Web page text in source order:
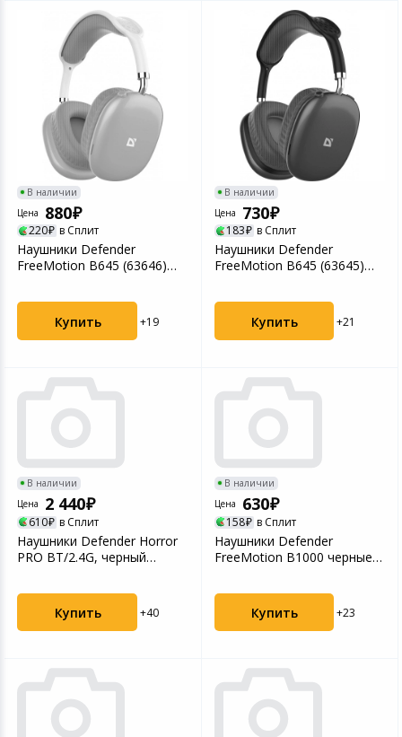
В наличии
Цена
880
220 в Сплит
Наушники Defender
FreeMotion B645 (63646)
Купить +19
В наличии
Цена
730
183 в Сплит
Наушники Defender
FreeMotion B645 (63645)
Купить +21
В наличии
Цена
2 440
610 в Сплит
Нaушники Defender Horror
PRO BT/2.4G, черный
Купить +40
В наличии
Цена
630
158 в Сплит
Нaушники Defender
FreeMotion B1000 черные
Купить +23